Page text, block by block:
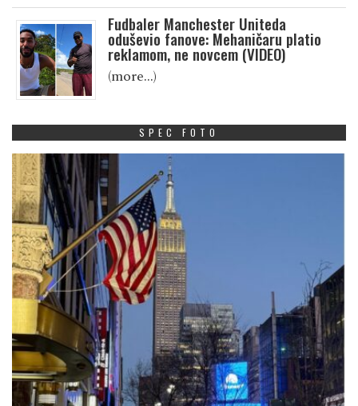
Fudbaler Manchester Uniteda
oduševio fanove: Mehaničaru platio
reklamom, ne novcem (VIDEO)
(more…)
SPEC FOTO